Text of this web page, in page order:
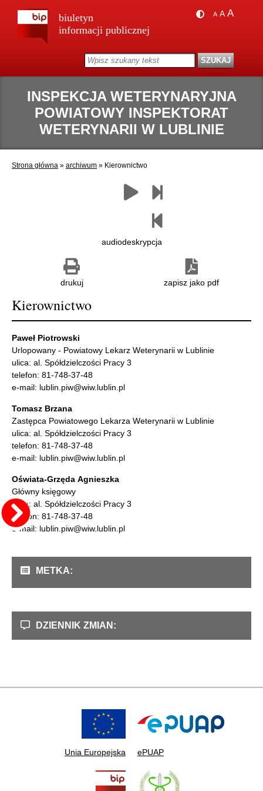
biuletyn
informacji publicznej
A A A
INSPEKCJA WETERYNARYJNA
POWIATOWY INSPEKTORAT
WETERYNARII W LUBLINIE
Strona główna » archiwum » Kierownictwo
Poprzedni
audiodeskrypcja
zapisz jako pdf
drukuj
Kierownictwo
Paweł Piotrowski
Urlopowany - Powiatowy Lekarz Weterynarii w Lublinie
ulica: al. Spółdzielczości Pracy 3
telefon: 81-748-37-48
e-mail: lublin.piw@wiw.lublin.pl
Tomasz Brzana
Zastępca Powiatowego Lekarza Weterynarii w Lublinie
ulica: al. Spółdzielczości Pracy 3
telefon: 81-748-37-48
e-mail: lublin.piw@wiw.lublin.pl
Oświata-Grzęda Agnieszka
Główny księgowy
ulica: al. Spółdzielczości Pracy 3
telefon: 81-748-37-48
e-mail: lublin.piw@wiw.lublin.pl
METKA:
DZIENNIK ZMIAN:
Unia Europejska ePUAP